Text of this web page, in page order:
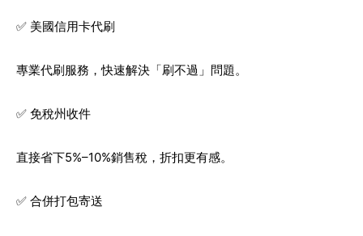
✅ 美國信用卡代刷
專業代刷服務，快速解決「刷不過」問題。
✅ 免稅州收件
直接省下5%–10%銷售稅，折扣更有感。
✅ 合併打包寄送